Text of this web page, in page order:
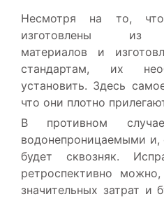
Несмотря на то,
изготовлены из
материалов и
стандартам, их
установить. Здесь
что они плотно
В противном
водонепроницаемыми и,
будет сквозняк.
ретроспективно
значительных затрат и